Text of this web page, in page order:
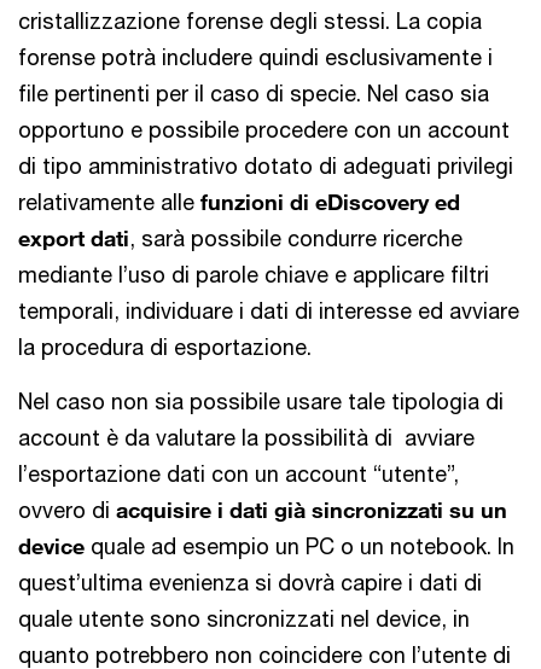
cristallizzazione forense degli stessi. La copia
forense potrà includere quindi esclusivamente i
file pertinenti per il caso di specie. Nel caso sia
opportuno e possibile procedere con un account
di tipo amministrativo dotato di adeguati privilegi
relativamente alle funzioni di eDiscovery ed
export dati, sarà possibile condurre ricerche
mediante l’uso di parole chiave e applicare filtri
temporali, individuare i dati di interesse ed avviare
la procedura di esportazione.
Nel caso non sia possibile usare tale tipologia di
account è da valutare la possibilità di avviare
l’esportazione dati con un account “utente”,
ovvero di acquisire i dati già sincronizzati su un
device quale ad esempio un PC o un notebook. In
quest’ultima evenienza si dovrà capire i dati di
quale utente sono sincronizzati nel device, in
quanto potrebbero non coincidere con l’utente di